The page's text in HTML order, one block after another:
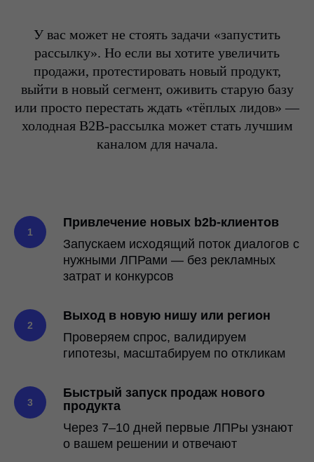
У вас может не стоять задачи «запустить
рассылку». Но если вы хотите увеличить
продажи, протестировать новый продукт,
выйти в новый сегмент, оживить старую базу
или просто перестать ждать «тёплых лидов» —
холодная B2B-рассылка может стать лучшим
каналом для начала.
Привлечение новых b2b-клиентов
Запускаем исходящий поток диалогов с
нужными ЛПРами — без рекламных
затрат и конкурсов
Выход в новую нишу или регион
Проверяем спрос, валидируем
гипотезы, масштабируем по откликам
Быстрый запуск продаж нового
продукта
Через 7–10 дней первые ЛПРы узнают
о вашем решении и отвечают